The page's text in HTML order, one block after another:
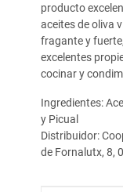
producto
aceites de oliva
fragante y
excelentes
cocinar y
Ingredientes:
y Picual
Distribuidor:
de Fornalutx, 8,